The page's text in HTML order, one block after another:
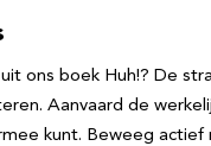
ons boek Huh!? De
Aanvaard de
kunt. Beweeg actief